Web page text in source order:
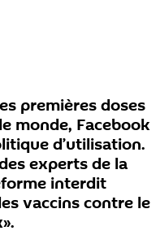
premières doses
monde, Facebook
d’utilisation.
experts de la
interdit
vaccins contre le